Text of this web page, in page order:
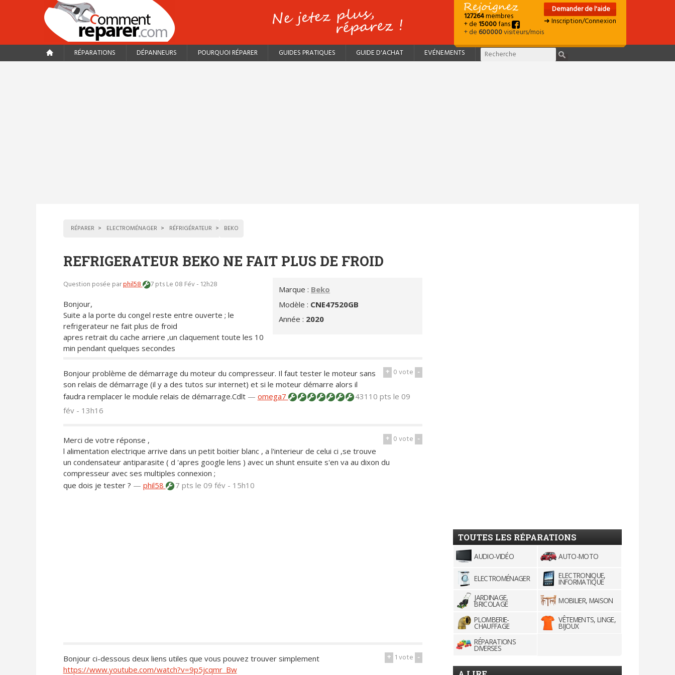
127264membres
+ de15000fans
+ de600000visiteurs/mois
Demander de l'aide
➜ Inscription/Connexion
RÉPARATIONS DÉPANNEURS POURQUOI RÉPARER GUIDES PRATIQUES GUIDE D'ACHAT EVÉNEMENTS
RÉPARER ELECTROMÉNAGER RÉFRIGÉRATEUR BEKO
REFRIGERATEUR BEKO NE FAIT PLUS DE FROID
Marque : Beko
Modèle : CNE47520GB
Année : 2020
Question posée parphil58 7 ptsLe 08 Fév - 12h28
Bonjour,
Suite a la porte du congel reste entre ouverte ; le
refrigerateur ne fait plus de froid
apres retrait du cache arriere ,un claquement toute les 10
min pendant quelques secondes
+ 0vote -
Bonjour problème de démarrage du moteur du compresseur. Il faut tester le moteur sans
son relais de démarrage (il y a des tutos sur internet) et si le moteur démarre alors il
faudra remplacer le module relais de démarrage.Cdlt — omega7 43110 pts le 09
fév - 13h16
+ 0vote -
Merci de votre réponse ,
l alimentation electrique arrive dans un petit boitier blanc , a l'interieur de celui ci ,se trouve
un condensateur antiparasite ( d 'apres google lens ) avec un shunt ensuite s'en va au dixon du
compresseur avec ses multiples connexion ;
que dois je tester ? — phil58 7 pts le 09 fév - 15h10
+ 1vote -
Bonjour ci-dessous deux liens utiles que vous pouvez trouver simplement
https://www.youtube.com/watch?v=9p5jcqmr_Bw
TOUTES LES RÉPARATIONS
AUDIO-VIDÉO AUTO-MOTO
ELECTROMÉNAGER ELECTRONIQUE,
INFORMATIQUE
JARDINAGE,
BRICOLAGE
MOBILIER, MAISON
PLOMBERIE-
CHAUFFAGE
VÊTEMENTS, LINGE,
BIJOUX
RÉPARATIONS
DIVERSES